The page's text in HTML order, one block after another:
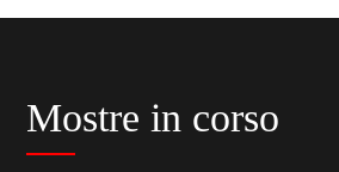
Mostre in corso